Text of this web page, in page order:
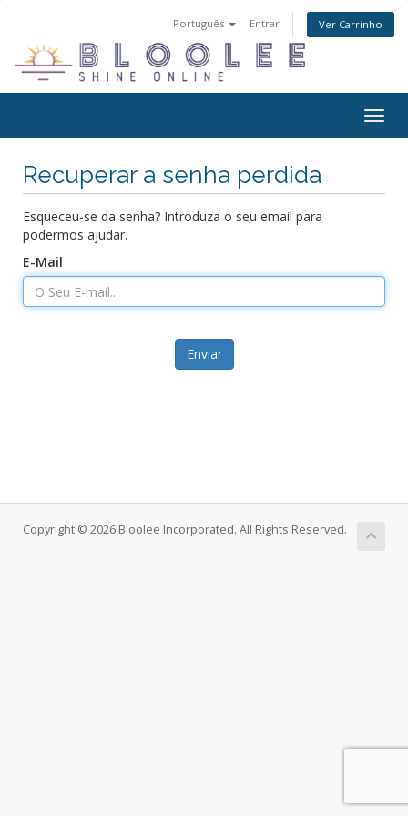
Português Entrar Ver Carrinho
Recuperar a senha perdida
Esqueceu-se da senha? Introduza o seu email para
podermos ajudar.
E-Mail
Enviar
Copyright © 2026 Bloolee Incorporated. All Rights Reserved.